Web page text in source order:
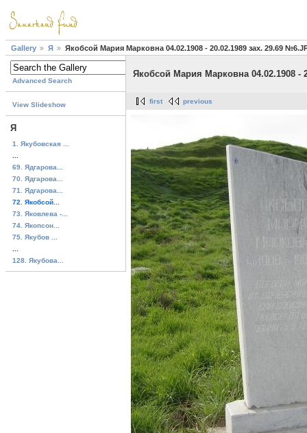
Gallery Я Якобсой Мария Марковна 04.02.1908 - 20.02.1989 зах. 29.69
Advanced Search
View Slideshow
Я
1. Якубовская ...
69. Ядгарова...
70. Ядгарова...
71. Ядгарова...
72. Якобсой...
73. Яковлева -...
74. Якопсон...
75. Якубов ...
128. Якубова...
Якобсой Мария Марковна 04.02.1908 -
first previous